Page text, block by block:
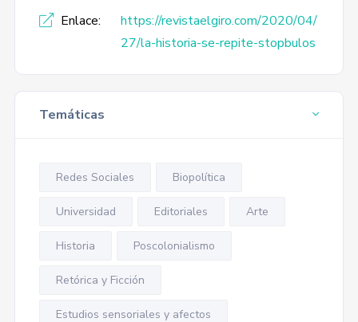
Enlace:
https://revistaelgiro.com/2020/04/
27/la-historia-se-repite-stopbulos
Temáticas
Redes Sociales Biopolítica
Universidad Editoriales Arte
Historia Poscolonialismo
Retórica y Ficción
Estudios sensoriales y afectos